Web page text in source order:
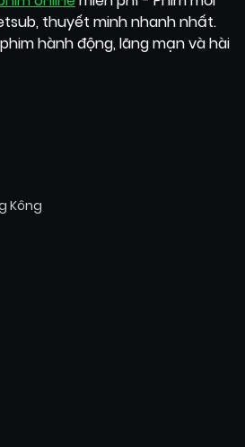
thuyết minh nhanh nhất.
hành động, lãng mạn và hài
Kông